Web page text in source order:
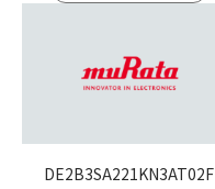
DE2B3SA221KN3AT02F